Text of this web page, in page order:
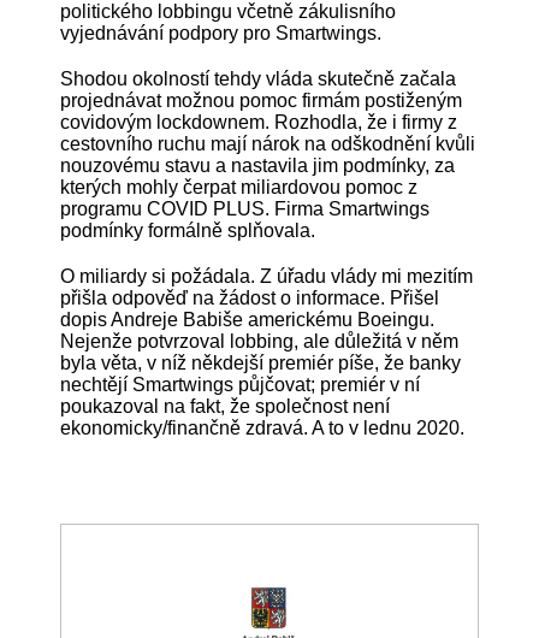
politického lobbingu včetně zákulisního
vyjednávání podpory pro Smartwings.
Shodou okolností tehdy vláda skutečně začala
projednávat možnou pomoc firmám postiženým
covidovým lockdownem. Rozhodla, že i firmy z
cestovního ruchu mají nárok na odškodnění kvůli
nouzovému stavu a nastavila jim podmínky, za
kterých mohly čerpat miliardovou pomoc z
programu COVID PLUS. Firma Smartwings
podmínky formálně splňovala.
O miliardy si požádala. Z úřadu vlády mi mezitím
přišla odpověď na žádost o informace. Přišel
dopis Andreje Babiše americkému Boeingu.
Nejenže potvrzoval lobbing, ale důležitá v něm
byla věta, v níž někdejší premiér píše, že banky
nechtějí Smartwings půjčovat; premiér v ní
poukazoval na fakt, že společnost není
ekonomicky/finančně zdravá. A to v lednu 2020.